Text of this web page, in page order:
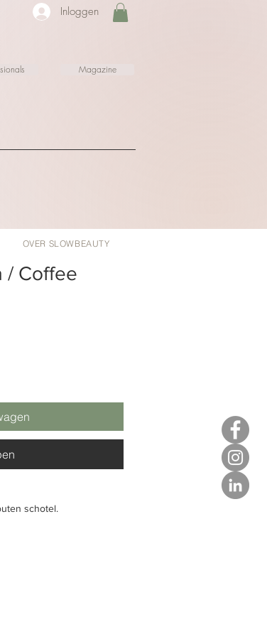
Inloggen
Magazine
OVER SLOWBEAUTY
/ Coffee
schotel.